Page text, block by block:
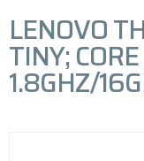
LENOVO
TINY;
1.8GHZ/